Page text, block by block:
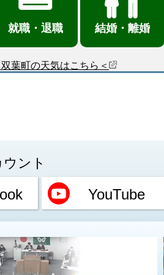
就職・退職 結婚・離婚
双葉町の天気はこちら＜
ント
YouTube